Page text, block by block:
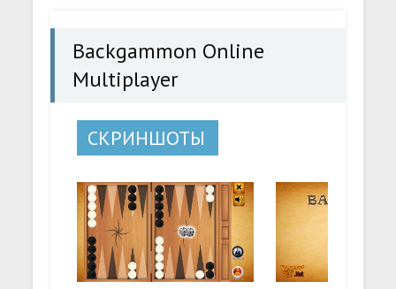
Backgammon Online
Multiplayer
СКРИНШОТЫ